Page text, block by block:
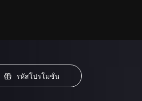
รหัสโปรโมชั่น